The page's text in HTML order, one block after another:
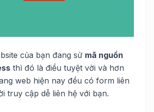
của bạn đang sử mã nguồn
thì đó là điều tuyệt vời và hơn
web hiện nay đều có form liên
truy cập dễ liên hệ với bạn.